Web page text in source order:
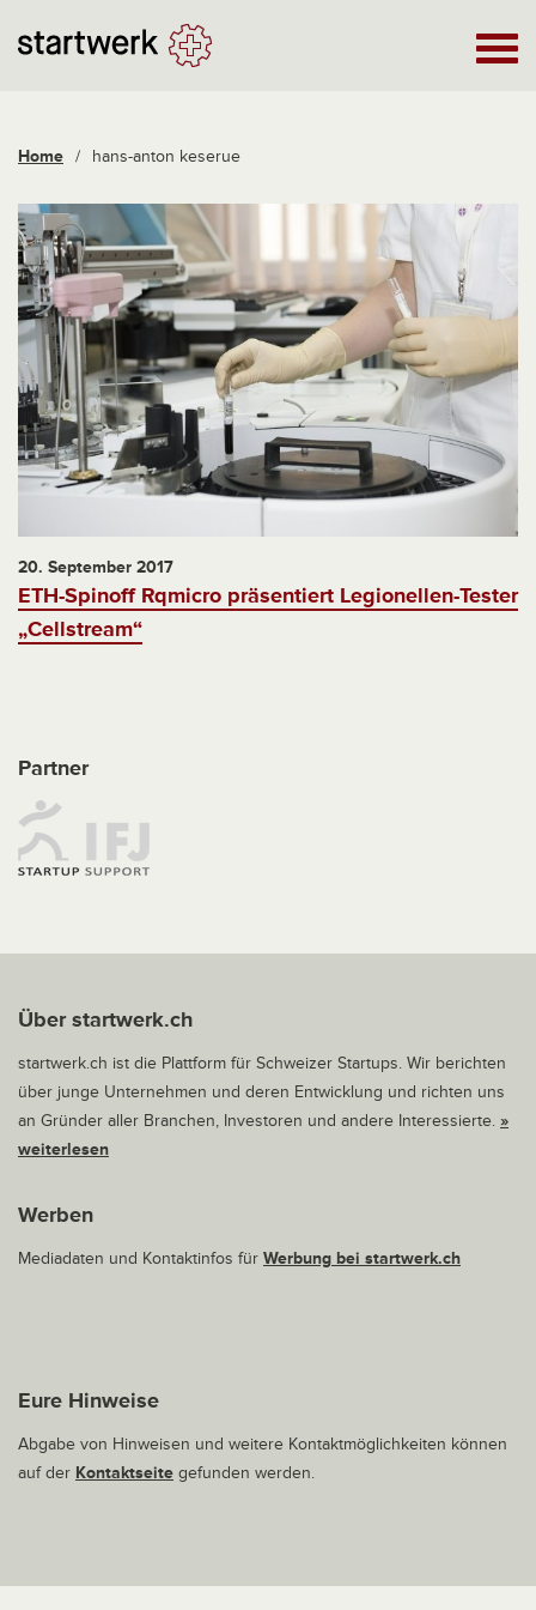
Home / hans-anton keserue
20. September 2017
ETH-Spinoff Rqmicro präsentiert Legionellen-Tester
„Cellstream“
Partner
Über startwerk.ch
startwerk.ch ist die Plattform für Schweizer Startups. Wir berichten
über junge Unternehmen und deren Entwicklung und richten uns
an Gründer aller Branchen, Investoren und andere Interessierte. »
weiterlesen
Werben
Mediadaten und Kontaktinfos für Werbung bei startwerk.ch
Eure Hinweise
Abgabe von Hinweisen und weitere Kontaktmöglichkeiten können
auf der Kontaktseite gefunden werden.